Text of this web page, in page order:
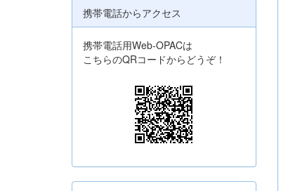
携帯電話からアクセス
携帯電話用Web-OPACは
こちらのQRコードからどうぞ！